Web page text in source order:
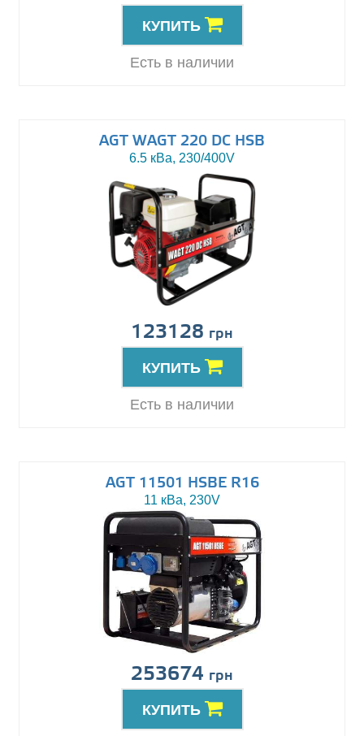
КУПИТЬ
Есть в наличии
AGT WAGT 220 DC HSB
6.5 кВа, 230/400V
123128 грн
КУПИТЬ
Есть в наличии
AGT 11501 HSBE R16
11 кВа, 230V
253674 грн
КУПИТЬ